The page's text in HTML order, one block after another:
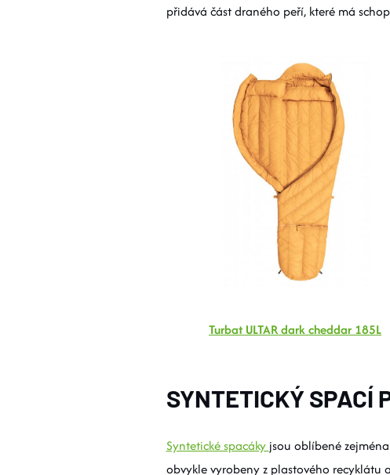
přidává část draného peří, které má
Turbat ULTAR dark cheddar 185L
SYNTETICKÝ SPACÍ
Syntetické spacáky jsou oblíbené
obvykle vyrobeny z plastového